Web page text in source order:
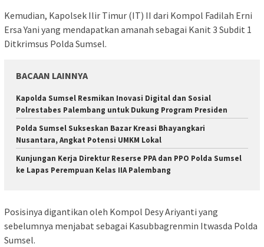
Kemudian, Kapolsek Ilir Timur (IT) II dari Kompol Fadilah Erni
Ersa Yani yang mendapatkan amanah sebagai Kanit 3 Subdit 1
Ditkrimsus Polda Sumsel.
BACAAN LAINNYA
Kapolda Sumsel Resmikan Inovasi Digital dan Sosial
Polrestabes Palembang untuk Dukung Program Presiden
Polda Sumsel Sukseskan Bazar Kreasi Bhayangkari
Nusantara, Angkat Potensi UMKM Lokal
Kunjungan Kerja Direktur Reserse PPA dan PPO Polda Sumsel
ke Lapas Perempuan Kelas IIA Palembang
Posisinya digantikan oleh Kompol Desy Ariyanti yang
sebelumnya menjabat sebagai Kasubbagrenmin Itwasda Polda
Sumsel.